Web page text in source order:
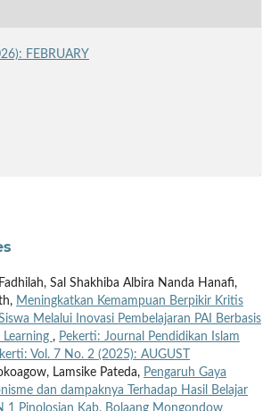
FEBRUARY
Sal Shakhiba Albira Nanda Hanafi,
Meningkatkan Kemampuan Berpikir Kritis
Melalui Inovasi Pembelajaran PAI Berbasis
, Pekerti: Journal Pendidikan Islam
Vol. 7 No. 2 (2025): AUGUST
Lamsike Pateda, Pengaruh Gaya
dan dampaknya Terhadap Hasil Belajar
1 Pinolosian Kab. Bolaang Mongondow